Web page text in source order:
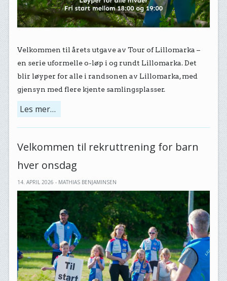
Velkommen til årets utgave av Tour of Lillomarka –
en serie uformelle o-løp i og rundt Lillomarka. Det
blir løyper for alle i randsonen av Lillomarka, med
gjensyn med flere kjente samlingsplasser.
Les mer…
Velkommen til rekruttrening for barn
hver onsdag
14. APRIL 2026 - MATHIAS BENJAMINSEN